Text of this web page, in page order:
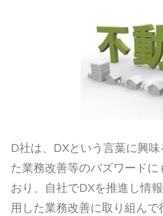
D社は、DXという言葉に興
た業務改善等のバズワード
おり、自社でDXを推進し情
用した業務改善に取り組ん